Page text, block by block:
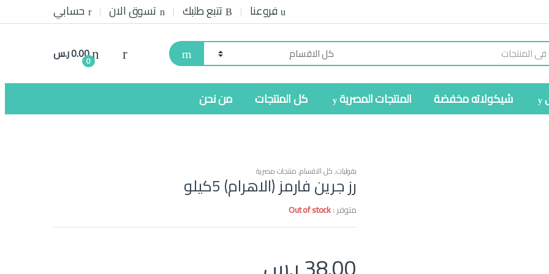
فروعنا تتبع طلبك تسوق الان حسابي
0
0.00ر.س
شيكولاته مخفضة المنتجات المصرية كل المنتجات من نحن
بقوليات,كل الاقسام,منتجات مصرية
رز جرين فارمز (الاهرام) 5كيلو
متوفر :Out of stock